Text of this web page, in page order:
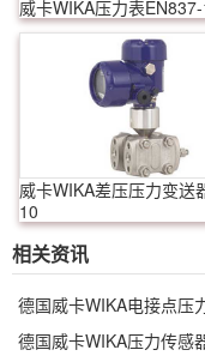
威卡WIKA压力表EN837-
威卡WIKA差压压力变送
10
相关资讯
德国威卡WIKA电接点压